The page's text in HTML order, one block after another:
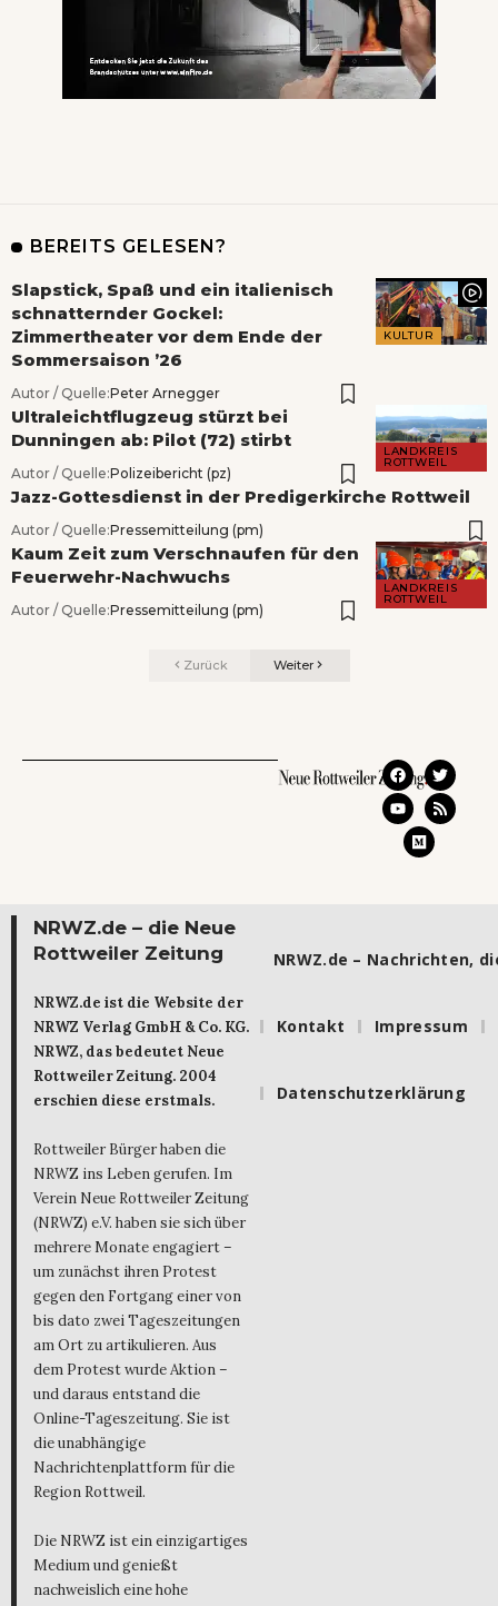
BEREITS GELESEN?
KULTUR
Slapstick, Spaß und ein italienisch
schnatternder Gockel:
Zimmertheater vor dem Ende der
Sommersaison ’26
Autor / Quelle:Peter Arnegger
LANDKREIS
ROTTWEIL
Ultraleichtflugzeug stürzt bei
Dunningen ab: Pilot (72) stirbt
Autor / Quelle:Polizeibericht (pz)
Jazz-Gottesdienst in der Predigerkirche Rottweil
Autor / Quelle:Pressemitteilung (pm)
LANDKREIS
ROTTWEIL
Kaum Zeit zum Verschnaufen für den
Feuerwehr-Nachwuchs
Autor / Quelle:Pressemitteilung (pm)
Zurück Weiter
NRWZ.de – die Neue
Rottweiler Zeitung
NRWZ.de ist die Website der
NRWZ Verlag GmbH & Co. KG.
NRWZ, das bedeutet Neue
Rottweiler Zeitung. 2004
erschien diese erstmals.
Rottweiler Bürger haben die
NRWZ ins Leben gerufen. Im
Verein Neue Rottweiler Zeitung
(NRWZ) e.V. haben sie sich über
mehrere Monate engagiert –
um zunächst ihren Protest
gegen den Fortgang einer von
bis dato zwei Tageszeitungen
am Ort zu artikulieren. Aus
dem Protest wurde Aktion –
und daraus entstand die
Online-Tageszeitung. Sie ist
die unabhängige
Nachrichtenplattform für die
Region Rottweil.
Die NRWZ ist ein einzigartiges
Medium und genießt
nachweislich eine hohe
NRWZ.de – Nachrichten,
Kontakt Impressum
Datenschutzerklärung